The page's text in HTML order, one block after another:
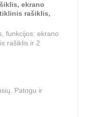
ekrano
rašiklis,
funkcijos: ekrano
rašiklis ir 2
Patogu ir